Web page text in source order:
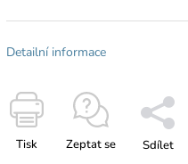
Detailní informace
Tisk Zeptat se Sdílet